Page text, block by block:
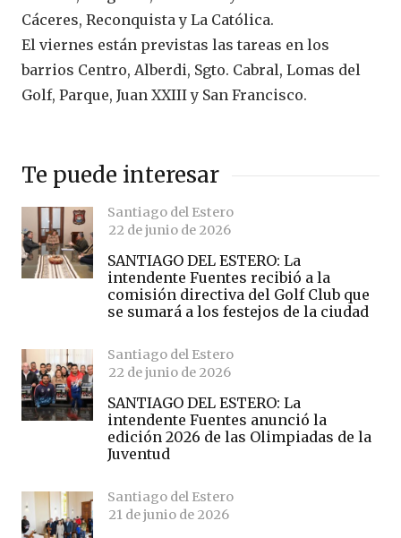
Cáceres, Reconquista y La Católica.
El viernes están previstas las tareas en los
barrios Centro, Alberdi, Sgto. Cabral, Lomas del
Golf, Parque, Juan XXIII y San Francisco.
Te puede interesar
Santiago del Estero
22 de junio de 2026
SANTIAGO DEL ESTERO: La
intendente Fuentes recibió a la
comisión directiva del Golf Club que
se sumará a los festejos de la ciudad
Santiago del Estero
22 de junio de 2026
SANTIAGO DEL ESTERO: La
intendente Fuentes anunció la
edición 2026 de las Olimpiadas de la
Juventud
Santiago del Estero
21 de junio de 2026